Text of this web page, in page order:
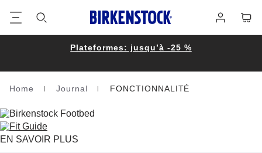
connecter
Plateformes: jusqu’à -25 %
Homepage
Home Journal FONCTIONNALITÉ
EN SAVOIR PLUS